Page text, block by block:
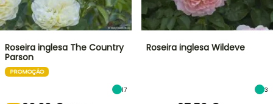
Roseira inglesa The Country
Parson
PROMOÇÃO
17
Roseira inglesa Wildeve
3